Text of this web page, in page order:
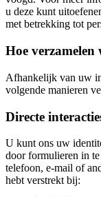
u deze kunt
met betrekking tot
Hoe
Afhankelijk van uw
volgende manieren
Directe
U kunt ons uw
door formulieren in
telefoon, e-mail of
hebt verstrekt bij: